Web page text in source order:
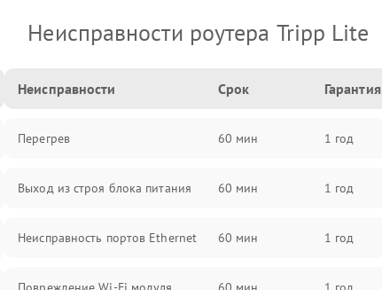
Неисправности роутера Tripp Lite
Неисправности Срок Гарантия
Перегрев 60 мин 1 год
Выход из строя блока питания 60 мин 1 год
Неисправность портов Ethernet 60 мин 1 год